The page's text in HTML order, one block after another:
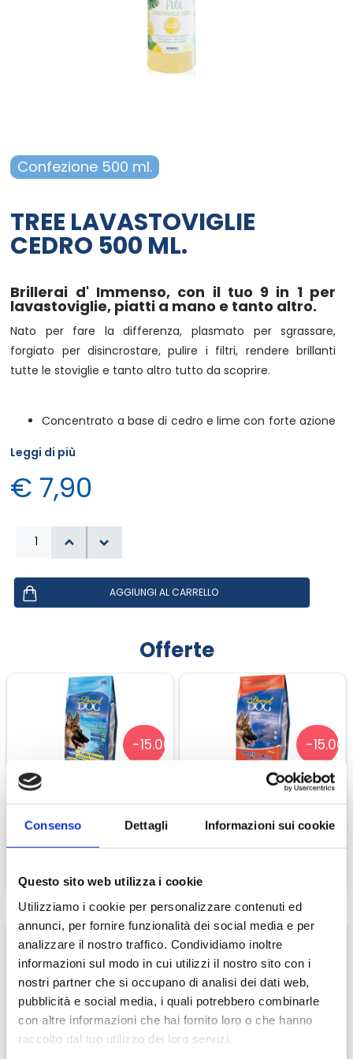
Consenso Dettagli Informazioni sui cookie
Questo sito web utilizza i cookie
Utilizziamo i cookie per personalizzare contenuti ed
annunci, per fornire funzionalità dei social media e per
analizzare il nostro traffico. Condividiamo inoltre
informazioni sul modo in cui utilizzi il nostro sito con i
nostri partner che si occupano di analisi dei dati web,
pubblicità e social media, i quali potrebbero combinarle
con altre informazioni che hai fornito loro o che hanno
raccolto dal tuo utilizzo dei loro servizi.
Campania - Basilicata - Calabria
Cialde Lavazza compatibili Nespresso®*
Confetture, miele, creme di cacao
Aceto
Pomodoro
Prodotti per animali
Diffusori-Profumatori-Deodoranti-
Candele
Confezione 500 ml.
TREE LAVASTOVIGLIE
CEDRO 500 ML.
Brillerai d' Immenso, con il tuo 9 in 1 per
lavastoviglie, piatti a mano e tanto altro.
Nato per fare la differenza, plasmato per sgrassare,
forgiato per disincrostare, pulire i filtri, rendere brillanti
tutte le stoviglie e tanto altro tutto da scoprire.
Concentrato a base di cedro e lime con forte azione
formulazione tutta in uno, che comodità!
Il primo è unico in grado di fare più cose
contemporaneamente, dalla lavastoviglie, ai piatti
Più intelligente della media senza VOC, alcool e
coloranti
Rispettoso dell’ambiente, con efficacia già a 45° con
più di 25 lavaggi
I prodotti sono sviluppati utilizzando ingredienti naturali
LIME & CEDRO
Prenditi una vacanza olfattiva se chiudi gli occhi ti
sembrerà di essere lungo la costa di Sorrento
PIU BRILLANTE
ancora più sicuro senza VOC, Alcool, Coloranti. Puoi perfino
lavare i piatti a mano e risciacquare frutta e verdura, non
stai sognando è tutto vero.
RISPETTOSO
trovare, meno sprechi e nessun componente dannoso
nelle falde acquifere. Falli incontrare!
Leggi di più
€ 7,90
Offerte
-15.00%
Special Dog Premium
Regular Pollo Fresco
€ 23,90 € 20,32
CONTINUA
-
Special Dog Premium
Agnello E Riso
€ 29,00 € 24,65
-9%
Regina Carta Igienica 8
-
Special Dog Premium